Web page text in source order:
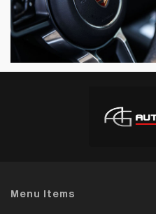
Menu Items